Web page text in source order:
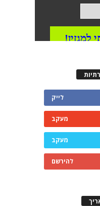
לייק
מעקב
מעקב
להירשם